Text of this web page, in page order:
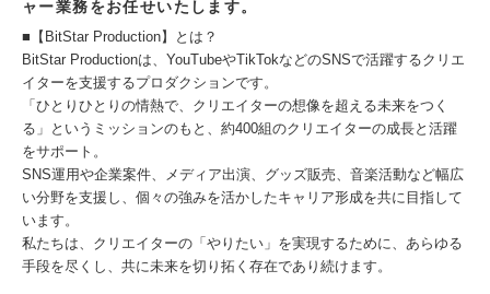
ャー業務をお任せいたします。
■【BitStar Production】とは？
BitStar Productionは、YouTubeやTikTokなどのSNSで活躍するクリエ
イターを支援するプロダクションです。
「ひとりひとりの情熱で、クリエイターの想像を超える未来をつく
る」というミッションのもと、約400組のクリエイターの成長と活躍
をサポート。
SNS運用や企業案件、メディア出演、グッズ販売、音楽活動など幅広
い分野を支援し、個々の強みを活かしたキャリア形成を共に目指して
います。
私たちは、クリエイターの「やりたい」を実現するために、あらゆる
手段を尽くし、共に未来を切り拓く存在であり続けます。